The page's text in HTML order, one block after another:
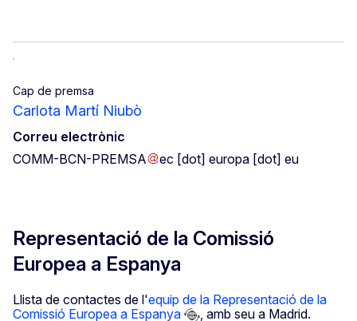
Cap de premsa
Carlota Martí Niubò
Correu electrònic
COMM-BCN-PREMSA
ec [dot] europa [dot] eu
Representació de la Comissió
Europea a Espanya
Llista de contactes de l'equip de la Representació de la
Comissió Europea a Espanya
, amb seu a Madrid.